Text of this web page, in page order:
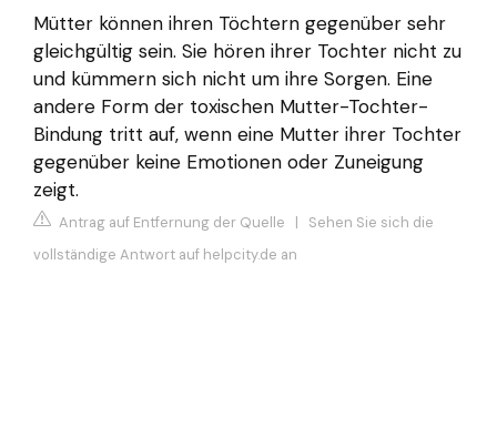
Mütter können ihren Töchtern gegenüber sehr
gleichgültig sein. Sie hören ihrer Tochter nicht zu
und kümmern sich nicht um ihre Sorgen. Eine
andere Form der toxischen Mutter-Tochter-
Bindung tritt auf, wenn eine Mutter ihrer Tochter
gegenüber keine Emotionen oder Zuneigung
zeigt.
Antrag auf Entfernung der Quelle | Sehen Sie sich die
vollständige Antwort auf helpcity.de an